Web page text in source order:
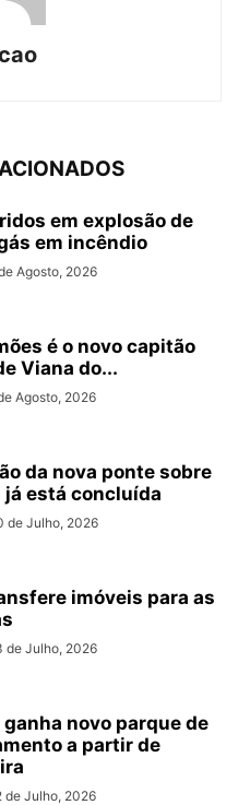
em explosão de
em incêndio
Agosto, 2026
é o novo capitão
Viana do...
Agosto, 2026
da nova ponte sobre
já está concluída
de Julho, 2026
imóveis para as
de Julho, 2026
novo parque de
a partir de
de Julho, 2026